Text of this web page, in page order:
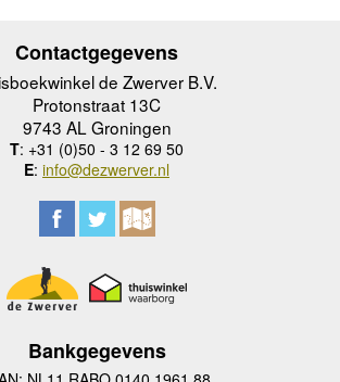
Contactgegevens
de Zwerver B.V.
Protonstraat 13C
9743 AL Groningen
T: +31 (0)50 - 3 12 69 50
E: info@dezwerver.nl
Bankgegevens